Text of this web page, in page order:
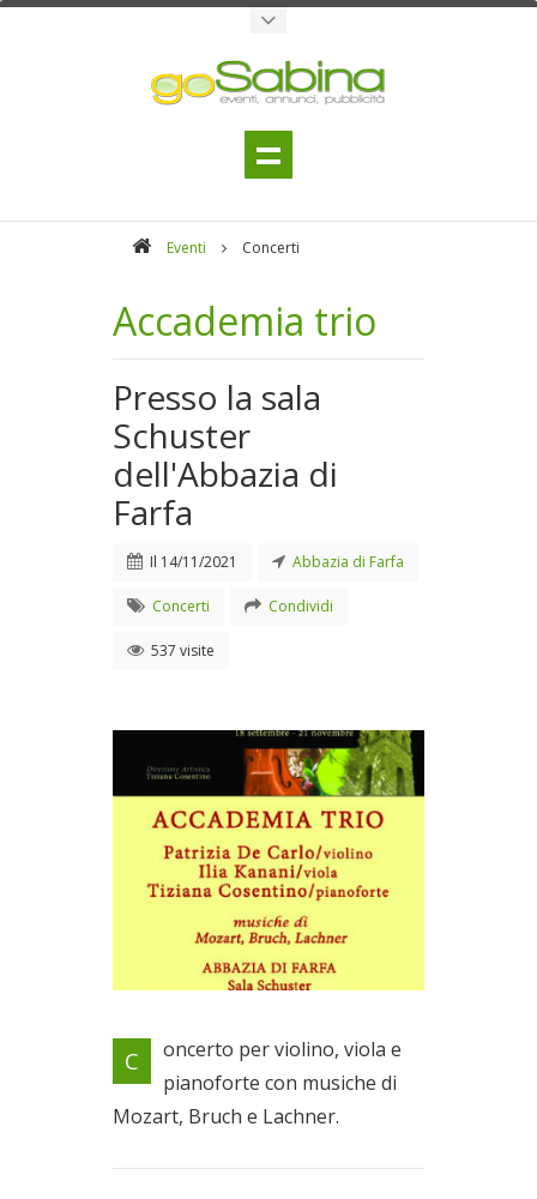
Eventi Concerti
Accademia trio
Presso la sala
Schuster
dell'Abbazia di
Farfa
Il 14/11/2021 Abbazia di Farfa
Concerti Condividi
537 visite
Presso la sala Schuster
dell'Abbazia di Farfa
Il 14/11/2021
C
oncerto per violino, viola e
pianoforte con musiche di
Mozart, Bruch e Lachner.